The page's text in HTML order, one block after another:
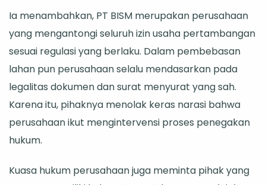
Ia menambahkan, PT BISM merupakan perusahaan
yang mengantongi seluruh izin usaha pertambangan
sesuai regulasi yang berlaku. Dalam pembebasan
lahan pun perusahaan selalu mendasarkan pada
legalitas dokumen dan surat menyurat yang sah.
Karena itu, pihaknya menolak keras narasi bahwa
perusahaan ikut mengintervensi proses penegakan
hukum.
Kuasa hukum perusahaan juga meminta pihak yang